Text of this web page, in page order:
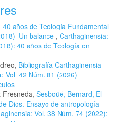
40 años de Teología Fundamental
Un balance , Carthaginensia:
40 años de Teología en
Bibliografía Carthaginensia
Vol. 42 Núm. 81 (2026):
Fresneda, Sesboüé, Bernard, El
Dios. Ensayo de antropología
Vol. 38 Núm. 74 (2022):